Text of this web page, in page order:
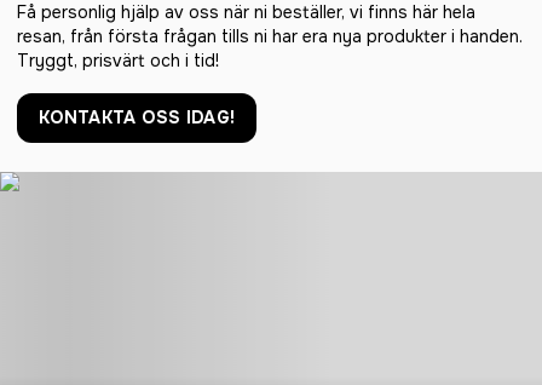
Få personlig hjälp av oss när ni beställer, vi finns här hela
resan, från första frågan tills ni har era nya produkter i handen.
Tryggt, prisvärt och i tid!
KONTAKTA OSS IDAG!